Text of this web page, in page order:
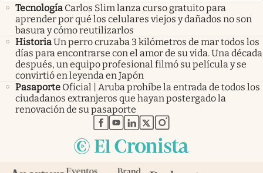
Tecnología Carlos Slim lanza curso gratuito para
aprender por qué los celulares viejos y dañados no son
basura y cómo reutilizarlos
HistoriaUn perro cruzaba 3 kilómetros de mar todos los
días para encontrarse con el amor de su vida. Una década
después, un equipo profesional filmó su película y se
convirtió en leyenda en Japón
Pasaporte Oficial | Aruba prohíbe la entrada de todos los
ciudadanos extranjeros que hayan postergado la
renovación de su pasaporte
abre en nueva pestaña
abre en nueva pestaña
abre en nueva pestaña
abre en nueva pestaña
abre en nueva pestaña